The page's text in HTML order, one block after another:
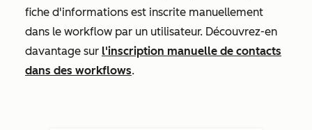
fiche d'informations est inscrite manuellement
dans le workflow par un utilisateur. Découvrez-en
davantage sur l'inscription manuelle de contacts
dans des workflows.